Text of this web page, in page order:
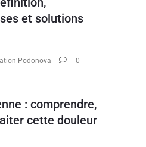
et solutions
Podonova
0
: comprendre,
cette douleur